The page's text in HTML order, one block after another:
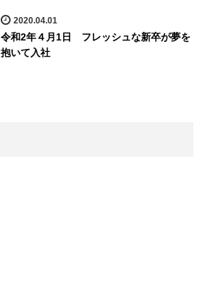
2020.04.01
令和2年４月1日 フレッシュな新卒が夢を
抱いて入社